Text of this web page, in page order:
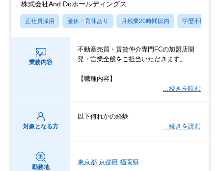
株式会社And Doホールディングス
正社員採用 産休・育休あり 月残業20時間以内 学歴不問
業務内容
不動産売買・賃貸仲介専門FCの加盟店開
発・営業全般をご担当いただきます。
【職種内容】
…続きを読む
対象となる方
以下何れかの経験
…続きを読む
勤務地
東京都 京都府 福岡県